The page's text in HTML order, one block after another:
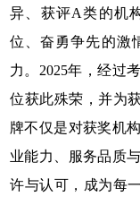
异、获评A类的机
位、奋勇争先的激
力。2025年，经过
位获此殊荣，并为
牌不仅是对获奖机
业能力、服务品质
许与认可，成为每